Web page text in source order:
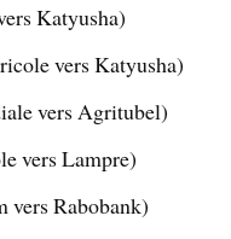
Katyusha)
vers Katyusha)
vers Agritubel)
vers Lampre)
vers Rabobank)